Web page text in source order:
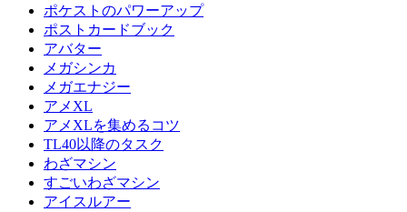
ポケストのパワーアップ
ポストカードブック
アバター
メガシンカ
メガエナジー
アメXL
アメXLを集めるコツ
TL40以降のタスク
わざマシン
すごいわざマシン
アイスルアー